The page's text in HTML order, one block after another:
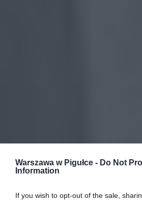
Warszawa w Pigułce - Do Not
Information
If you wish to opt-out of the sale,